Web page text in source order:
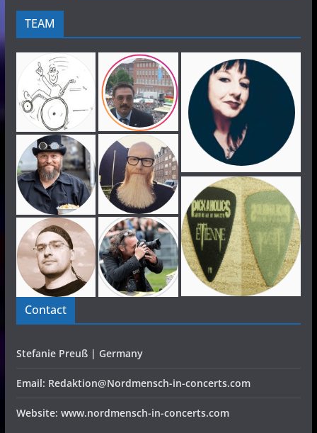
TEAM
Contact
Stefanie Preuß | Germany
Email: Redaktion@Nordmensch-in-concerts.com
Website: www.nordmensch-in-concerts.com